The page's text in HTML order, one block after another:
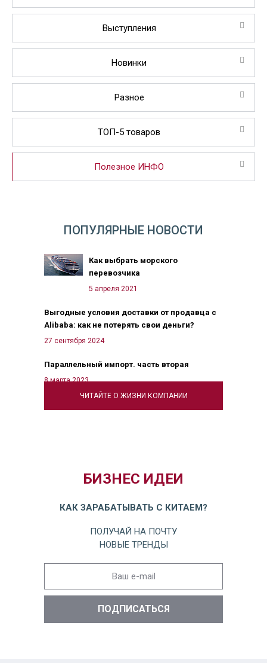
Выступления
Новинки
Разное
ТОП-5 товаров
Полезное ИНФО
ЧИТАЙТЕ О ЖИЗНИ КОМПАНИИ
ПОПУЛЯРНЫЕ НОВОСТИ
Как выбрать морского
перевозчика
5 апреля 2021
Выгодные условия доставки от продавца с
Alibaba: как не потерять свои деньги?
27 сентября 2024
Параллельный импорт. часть вторая
8 марта 2023
БИЗНЕС ИДЕИ
КАК ЗАРАБАТЫВАТЬ С КИТАЕМ?
ПОЛУЧАЙ НА ПОЧТУ
НОВЫЕ ТРЕНДЫ